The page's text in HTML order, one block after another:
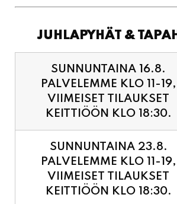
PALVELEMME KLO 11-19,
VIIMEISET TILAUKSET
KEITTIÖÖN KLO 18:30.
SUNNUNTAINA 23.8.
PALVELEMME KLO 11-19,
VIIMEISET TILAUKSET
KEITTIÖÖN KLO 18:30.
SUNNUNTAINA 30.8.
PALVELEMME KLO 11-19,